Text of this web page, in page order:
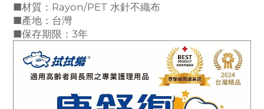
■材質：Rayon/PET 水針不織布
■產地：台灣
■保存期限：3年